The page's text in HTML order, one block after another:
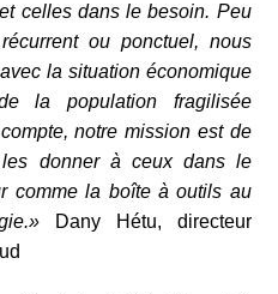
celles dans le besoin. Peu
ou ponctuel, nous
la situation économique
la population fragilisée
notre mission est de
donner à ceux dans le
comme la boîte à outils au
Dany Hétu, directeur